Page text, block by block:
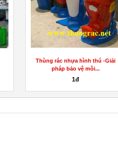
Thùng rác nhựa hình thú -Giải
pháp bảo vệ môi...
1đ